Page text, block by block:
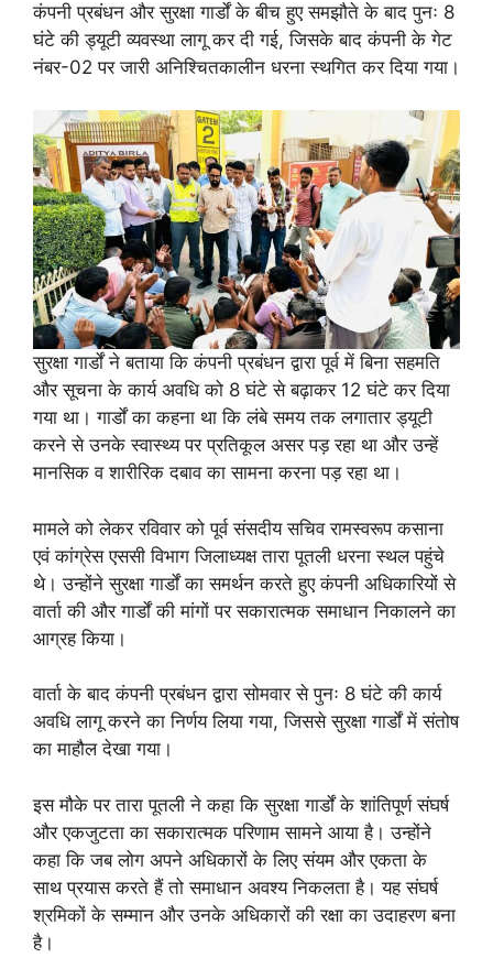
कंपनी प्रबंधन और सुरक्षा गार्डों के बीच हुए समझौते के बाद पुनः 8
घंटे की ड्यूटी व्यवस्था लागू कर दी गई, जिसके बाद कंपनी के गेट
नंबर-02 पर जारी अनिश्चितकालीन धरना स्थगित कर दिया गया।
सुरक्षा गार्डों ने बताया कि कंपनी प्रबंधन द्वारा पूर्व में बिना सहमति
और सूचना के कार्य अवधि को 8 घंटे से बढ़ाकर 12 घंटे कर दिया
गया था। गार्डों का कहना था कि लंबे समय तक लगातार ड्यूटी
करने से उनके स्वास्थ्य पर प्रतिकूल असर पड़ रहा था और उन्हें
मानसिक व शारीरिक दबाव का सामना करना पड़ रहा था।
मामले को लेकर रविवार को पूर्व संसदीय सचिव रामस्वरूप कसाना
एवं कांग्रेस एससी विभाग जिलाध्यक्ष तारा पूतली धरना स्थल पहुंचे
थे। उन्होंने सुरक्षा गार्डों का समर्थन करते हुए कंपनी अधिकारियों से
वार्ता की और गार्डों की मांगों पर सकारात्मक समाधान निकालने का
आग्रह किया।
वार्ता के बाद कंपनी प्रबंधन द्वारा सोमवार से पुनः 8 घंटे की कार्य
अवधि लागू करने का निर्णय लिया गया, जिससे सुरक्षा गार्डों में संतोष
का माहौल देखा गया।
इस मौके पर तारा पूतली ने कहा कि सुरक्षा गार्डों के शांतिपूर्ण संघर्ष
और एकजुटता का सकारात्मक परिणाम सामने आया है। उन्होंने
कहा कि जब लोग अपने अधिकारों के लिए संयम और एकता के
साथ प्रयास करते हैं तो समाधान अवश्य निकलता है। यह संघर्ष
श्रमिकों के सम्मान और उनके अधिकारों की रक्षा का उदाहरण बना
है।